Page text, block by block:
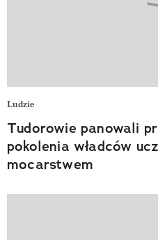
Ludzie
Tudorowie panowali
pokolenia władców
mocarstwem